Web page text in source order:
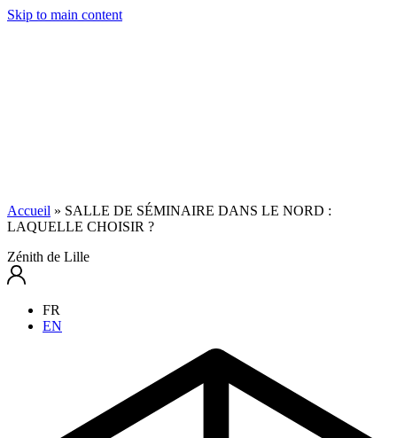
Skip to main content
Accueil » SALLE DE SÉMINAIRE DANS LE NORD :
LAQUELLE CHOISIR ?
Zénith de Lille
FR
EN